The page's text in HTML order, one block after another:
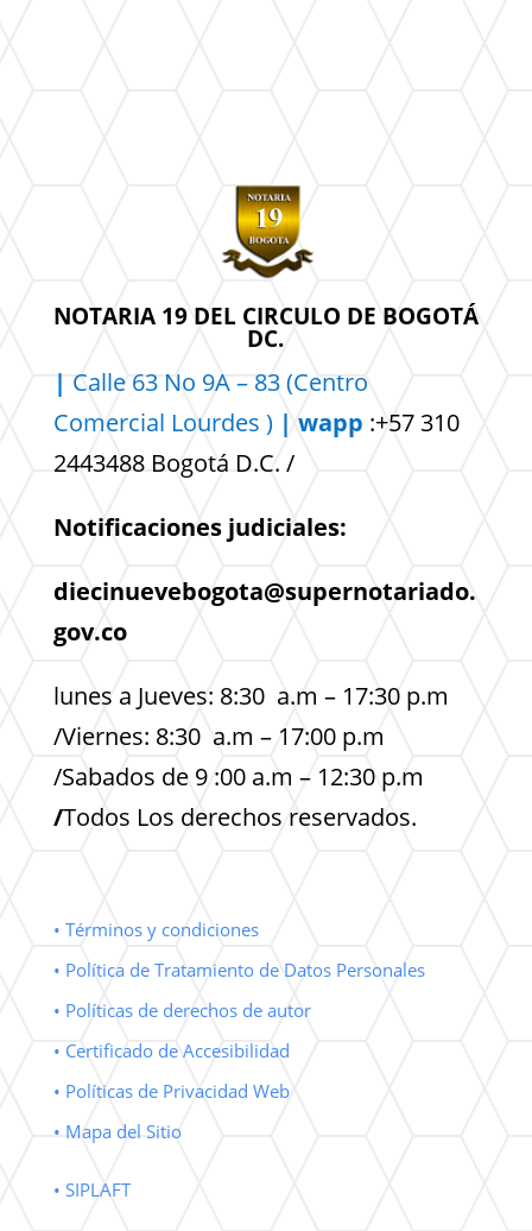
NOTARIA 19 DEL CIRCULO DE BOGOTÁ
DC.
| Calle 63 No 9A – 83 (Centro
Comercial Lourdes ) | wapp :+57 310
2443488 Bogotá D.C. /
Notificaciones judiciales:
diecinuevebogota@supernotariado.
gov.co
lunes a Jueves: 8:30 a.m – 17:30 p.m
/Viernes: 8:30 a.m – 17:00 p.m
/Sabados de 9 :00 a.m – 12:30 p.m
/Todos Los derechos reservados.
• Términos y condiciones
• Política de Tratamiento de Datos Personales
• Políticas de derechos de autor
• Certificado de Accesibilidad
• Políticas de Privacidad Web
• Mapa del Sitio
• SIPLAFT